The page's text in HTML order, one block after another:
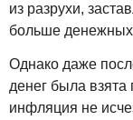
из разрухи,
больше денежных
Однако даже
денег была взята
инфляция не